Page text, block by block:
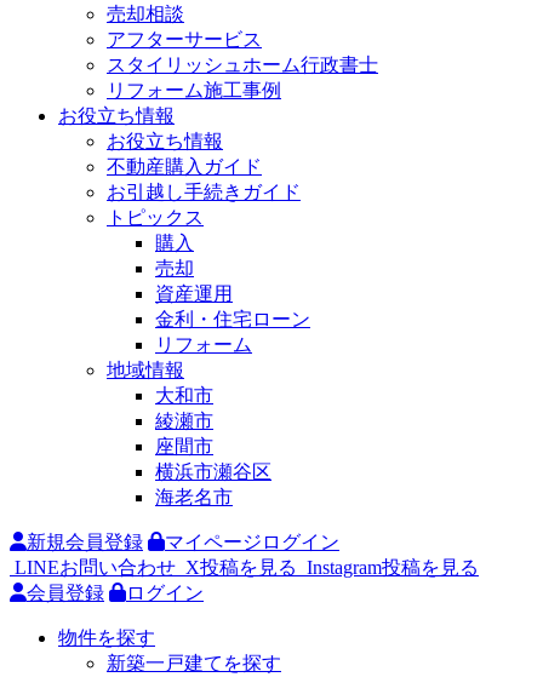
売却相談
アフターサービス
スタイリッシュホーム行政書士
リフォーム施工事例
お役立ち情報
お役立ち情報
不動産購入ガイド
お引越し手続きガイド
トピックス
購入
売却
資産運用
金利・住宅ローン
リフォーム
地域情報
大和市
綾瀬市
座間市
横浜市瀬谷区
海老名市
新規会員登録
マイページログイン
LINEお問い合わせ X投稿を見る Instagram投稿を見る
会員登録
ログイン
物件を探す
新築一戸建てを探す